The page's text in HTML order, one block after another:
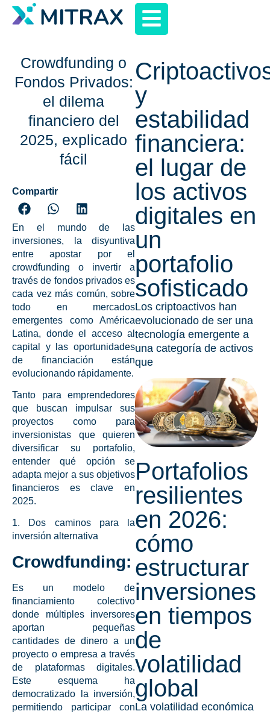
Crowdfunding o
Fondos Privados:
el dilema
financiero del
2025, explicado
fácil
Compartir
En el mundo de las
inversiones, la disyuntiva
entre apostar por el
crowdfunding o invertir a
través de fondos privadoses
cada vez más común, sobre
todo en mercados
emergentes como América
Latina, donde el acceso al
capital y las oportunidades
de financiación están
evolucionando rápidamente.
Tanto para emprendedores
que buscan impulsar sus
proyectos como para
inversionistas que quieren
diversificar su portafolio,
entender qué opción se
adapta mejor a sus objetivos
financieros es clave en
2025.
1. Dos caminos para la
inversión alternativa
Crowdfunding:
Es un modelo de
financiamiento colectivo
donde múltiples inversores
aportan pequeñas
cantidades de dinero a un
proyecto o empresa a través
de plataformas digitales.
Este esquema ha
democratizado la inversión,
permitiendo participar con
y
estabilidad
financiera:
el lugar de
los activos
digitales en
un
portafolio
sofisticado
Los criptoactivos han
evolucionado de ser una
tecnología emergente a
una categoría de activos
que
Portafolios
resilientes
en 2026:
cómo
estructurar
inversiones
en tiempos
de
volatilidad
global
La volatilidad económica